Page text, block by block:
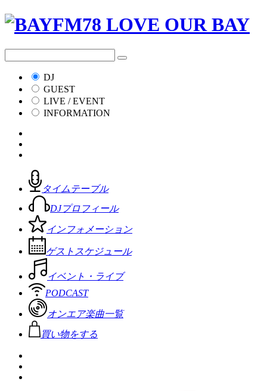
DJ
GUEST
LIVE / EVENT
INFORMATION
タイムテーブル
DJプロフィール
インフォメーション
ゲストスケジュール
イベント・ライブ
PODCAST
オンエア楽曲一覧
買い物をする